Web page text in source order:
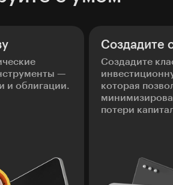
—
и облигации.
Создадите
Создадите
которая
потери